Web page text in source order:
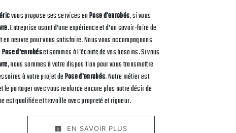
vous propose ses services enPose d'enrobés, si vous
. Entreprise usant d’une expérience et d’un savoir-faire de
oeuvre pour vous satisfaire. Nous vous accompagnons
Pose d'enrobéset sommes à l’écoute de vos besoins. Si vous
, nous sommes à votre disposition pour vous transmettre
à votre projet dePose d'enrobés. Notre métier est
le partager avec vous renforce encore plus notre désir de
est qualifiée et travaille avec propreté et rigueur.
EN SAVOIR PLUS